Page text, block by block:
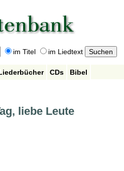
im Titel im Liedtext
CDs
Bibel
liebe Leute